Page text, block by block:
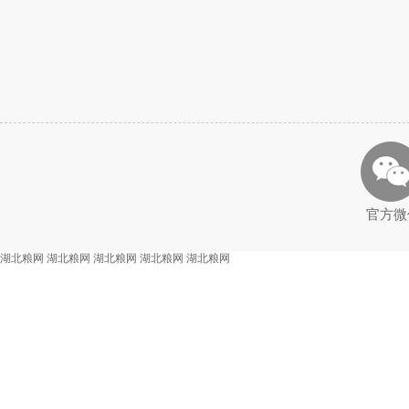
官方
湖北粮网 湖北粮网 湖北粮网 湖北粮网 湖北粮网